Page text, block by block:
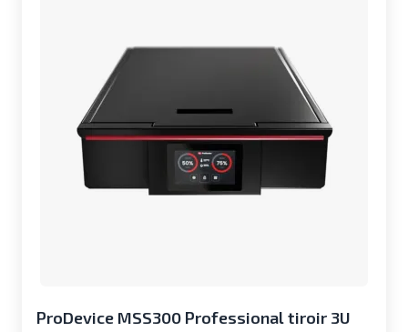
ProDevice MSS300 Professional tiroir 3U